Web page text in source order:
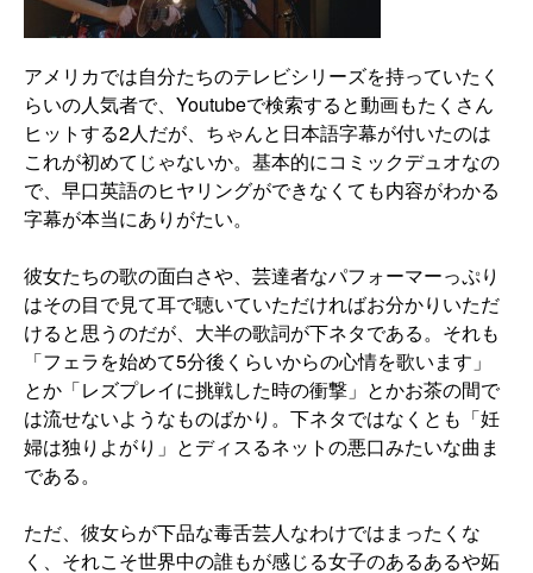
アメリカでは自分たちのテレビシリーズを持っていたく
らいの人気者で、Youtubeで検索すると動画もたくさん
ヒットする2人だが、ちゃんと日本語字幕が付いたのは
これが初めてじゃないか。基本的にコミックデュオなの
で、早口英語のヒヤリングができなくても内容がわかる
字幕が本当にありがたい。
彼女たちの歌の面白さや、芸達者なパフォーマーっぷり
はその目で見て耳で聴いていただければお分かりいただ
けると思うのだが、大半の歌詞が下ネタである。それも
「フェラを始めて5分後くらいからの心情を歌います」
とか「レズプレイに挑戦した時の衝撃」とかお茶の間で
は流せないようなものばかり。下ネタではなくとも「妊
婦は独りよがり」とディスるネットの悪口みたいな曲ま
である。
ただ、彼女らが下品な毒舌芸人なわけではまったくな
く、それこそ世界中の誰もが感じる女子のあるあるや妬